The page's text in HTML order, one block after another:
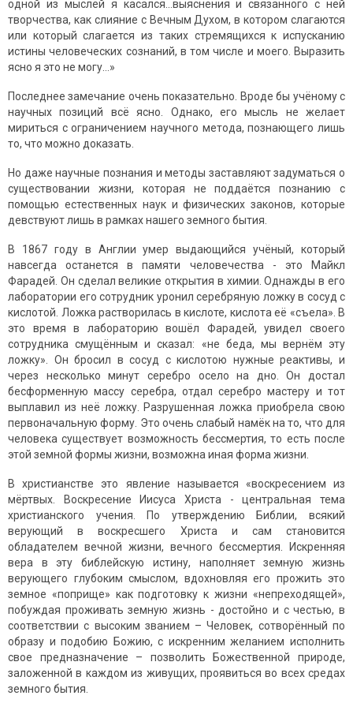
одной из мыслей я касался…выяснения и связанного с ней
творчества, как слияние с Вечным Духом, в котором слагаются
или который слагается из таких стремящихся к испусканию
истины человеческих сознаний, в том числе и моего. Выразить
ясно я это не могу…»
Последнее замечание очень показательно. Вроде бы учёному с
научных позиций всё ясно. Однако, его мысль не желает
мириться с ограничением научного метода, познающего лишь
то, что можно доказать.
Но даже научные познания и методы заставляют задуматься о
существовании жизни, которая не поддаётся познанию с
помощью естественных наук и физических законов, которые
девствуют лишь в рамках нашего земного бытия.
В 1867 году в Англии умер выдающийся учёный, который
навсегда останется в памяти человечества - это Майкл
Фарадей. Он сделал великие открытия в химии. Однажды в его
лаборатории его сотрудник уронил серебряную ложку в сосуд с
кислотой. Ложка растворилась в кислоте, кислота её «съела». В
это время в лабораторию вошёл Фарадей, увидел своего
сотрудника смущённым и сказал: «не беда, мы вернём эту
ложку». Он бросил в сосуд с кислотою нужные реактивы, и
через несколько минут серебро осело на дно. Он достал
бесформенную массу серебра, отдал серебро мастеру и тот
выплавил из неё ложку. Разрушенная ложка приобрела свою
первоначальную форму. Это очень слабый намёк на то, что для
человека существует возможность бессмертия, то есть после
этой земной формы жизни, возможна иная форма жизни.
В христианстве это явление называется «воскресением из
мёртвых. Воскресение Иисуса Христа - центральная тема
христианского учения. По утверждению Библии, всякий
верующий в воскресшего Христа и сам становится
обладателем вечной жизни, вечного бессмертия. Искренняя
вера в эту библейскую истину, наполняет земную жизнь
верующего глубоким смыслом, вдохновляя его прожить это
земное «поприще» как подготовку к жизни «непреходящей»,
побуждая проживать земную жизнь - достойно и с честью, в
соответствии с высоким званием – Человек, сотворённый по
образу и подобию Божию, с искренним желанием исполнить
свое предназначение – позволить Божественной природе,
заложенной в каждом из живущих, проявиться во всех средах
земного бытия.